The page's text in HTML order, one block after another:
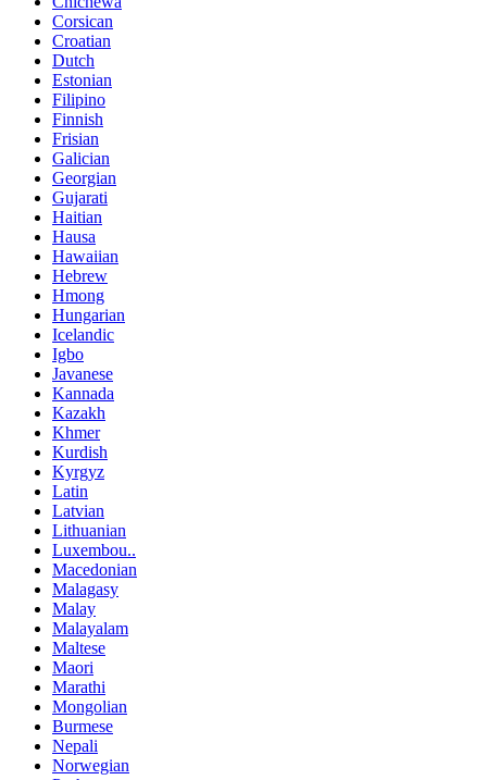
Corsican
Croatian
Dutch
Estonian
Filipino
Finnish
Frisian
Galician
Georgian
Gujarati
Haitian
Hausa
Hawaiian
Hebrew
Hmong
Hungarian
Icelandic
Igbo
Javanese
Kannada
Kazakh
Khmer
Kurdish
Kyrgyz
Latin
Latvian
Lithuanian
Luxembou..
Macedonian
Malagasy
Malay
Malayalam
Maltese
Maori
Marathi
Mongolian
Burmese
Nepali
Norwegian